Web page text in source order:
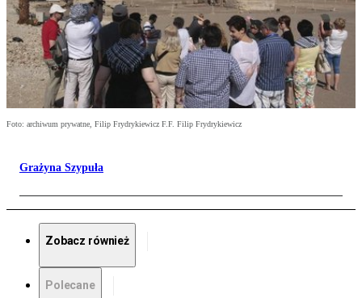
Foto: archiwum prywatne, Filip Frydrykiewicz F.F. Filip Frydrykiewicz
Grażyna Szypuła
Zobacz również
Polecane